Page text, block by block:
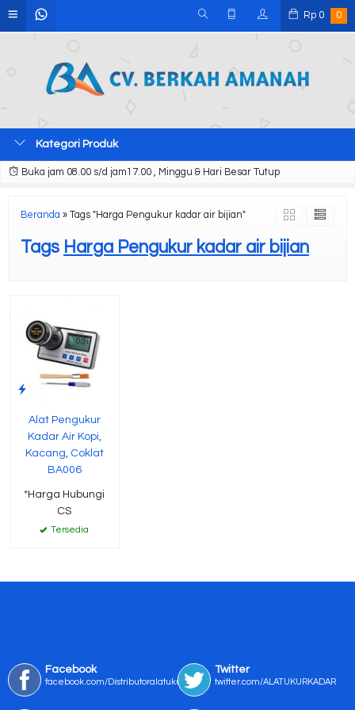
Rp 0 0
Kategori Produk
Buka jam 08.00 s/d jam17.00 , Minggu & Hari Besar Tutup
Beranda » Tags "Harga Pengukur kadar air bijian"
Tags Harga Pengukur kadar air bijian
Alat Pengukur
Kadar Air Kopi,
Kacang, Coklat
BA006
*Harga Hubungi
CS
Tersedia
Facebook
facebook.com/Distributoralatukur
Twitter
twitter.com/ALATUKURKADAR